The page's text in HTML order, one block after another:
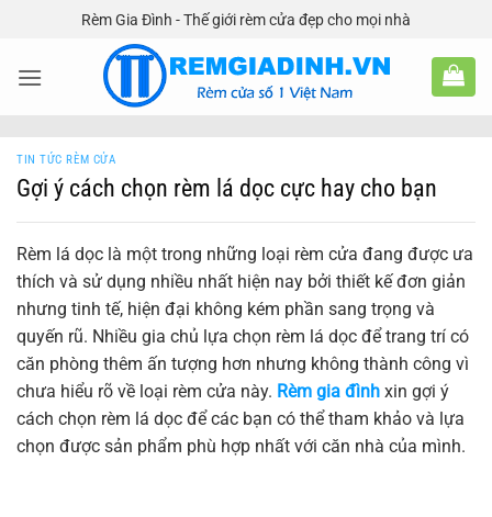
nội
Rèm Gia Đình - Thế giới rèm cửa đẹp cho mọi nhà
TIN TỨC RÈM CỬA
Gợi ý cách chọn rèm lá dọc cực hay cho bạn
Rèm lá dọc là một trong những loại rèm cửa đang được ưa
thích và sử dụng nhiều nhất hiện nay bởi thiết kế đơn giản
nhưng tinh tế, hiện đại không kém phần sang trọng và
quyến rũ. Nhiều gia chủ lựa chọn rèm lá dọc để trang trí có
căn phòng thêm ấn tượng hơn nhưng không thành công vì
chưa hiểu rõ về loại rèm cửa này. Rèm gia đình xin gợi ý
cách chọn rèm lá dọc để các bạn có thể tham khảo và lựa
chọn được sản phẩm phù hợp nhất với căn nhà của mình.